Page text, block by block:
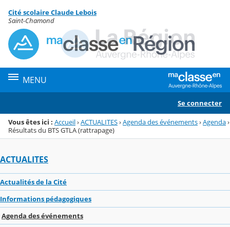
Menu de la rubrique
Contenu
Cité scolaire Claude Lebois
Saint-Chamond
MENU
Se connecter
Vous êtes ici : Accueil›ACTUALITES›Agenda des événements›Agenda›
Résultats du BTS GTLA (rattrapage)
ACTUALITES
Actualités de la Cité
Informations pédagogiques
Agenda des événements